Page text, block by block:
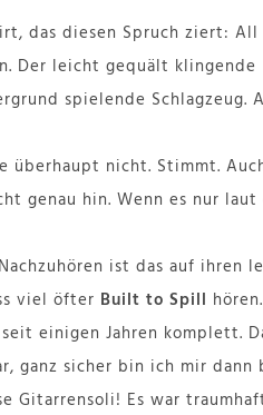
das diesen Spruch ziert:
Der leicht gequält klingende
spielende Schlagzeug.
überhaupt nicht. Stimmt.
genau hin. Wenn es nur laut
ist das auf ihren
viel öfter Built to Spill
einigen Jahren komplett.
ganz sicher bin ich mir dann
Gitarrensoli! Es war